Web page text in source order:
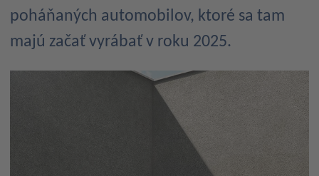
poháňaných automobilov, ktoré sa tam
majú začať vyrábať v roku 2025.